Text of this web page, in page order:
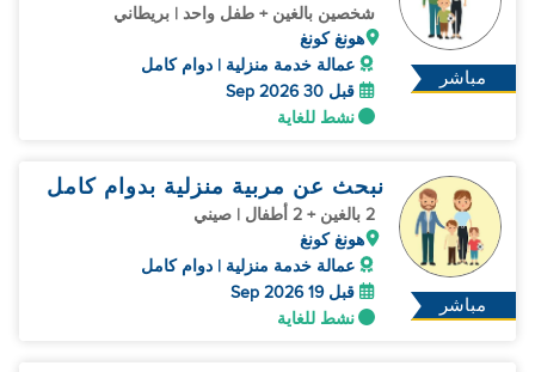
مباشر
شخصين بالغين + طفل واحد | بريطاني
هونغ كونغ
عمالة خدمة منزلية | دوام كامل
قبل 30 Sep 2026
نشط للغاية
مباشر
نبحث عن مربية منزلية بدوام كامل
2 بالغين + 2 أطفال | صيني
هونغ كونغ
عمالة خدمة منزلية | دوام كامل
قبل 19 Sep 2026
نشط للغاية